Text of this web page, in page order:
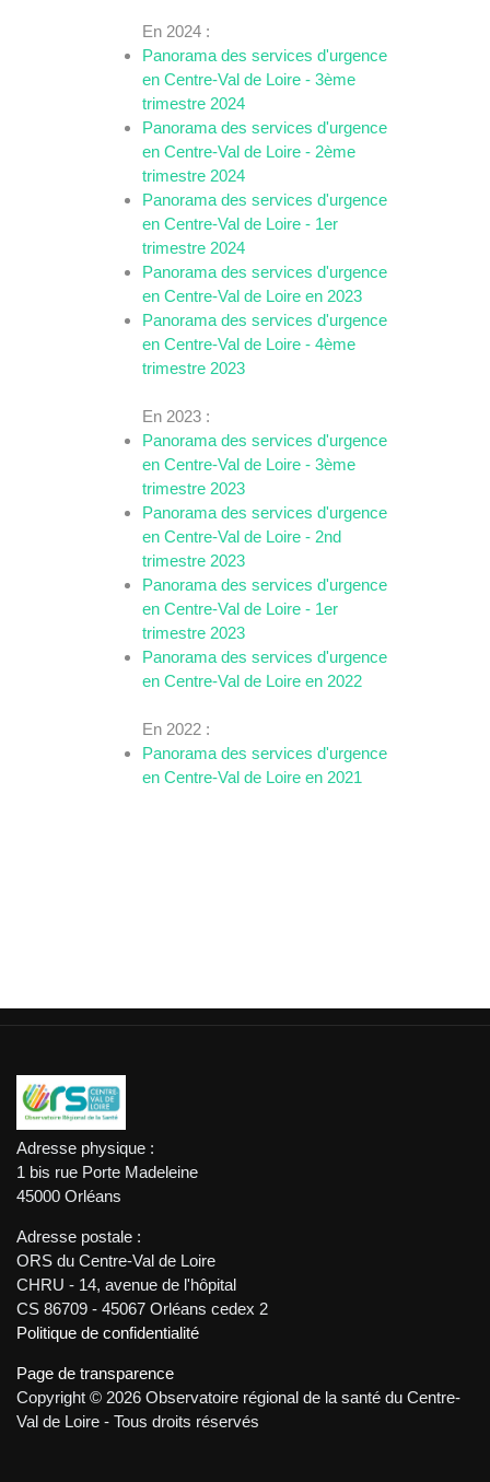
En 2024 :
Panorama des services d'urgence
en Centre-Val de Loire - 3ème
trimestre 2024
Panorama des services d'urgence
en Centre-Val de Loire - 2ème
trimestre 2024
Panorama des services d'urgence
en Centre-Val de Loire - 1er
trimestre 2024
Panorama des services d'urgence
en Centre-Val de Loire en 2023
Panorama des services d'urgence
en Centre-Val de Loire - 4ème
trimestre 2023
En 2023 :
Panorama des services d'urgence
en Centre-Val de Loire - 3ème
trimestre 2023
Panorama des services d'urgence
en Centre-Val de Loire - 2nd
trimestre 2023
Panorama des services d'urgence
en Centre-Val de Loire - 1er
trimestre 2023
Panorama des services d'urgence
en Centre-Val de Loire en 2022
En 2022 :
Panorama des services d'urgence
en Centre-Val de Loire en 2021
Adresse physique :
1 bis rue Porte Madeleine
45000 Orléans
Adresse postale :
ORS du Centre-Val de Loire
CHRU - 14, avenue de l'hôpital
CS 86709 - 45067 Orléans cedex 2
Politique de confidentialité
Page de transparence
Copyright © 2026 Observatoire régional de la santé du Centre-
Val de Loire - Tous droits réservés